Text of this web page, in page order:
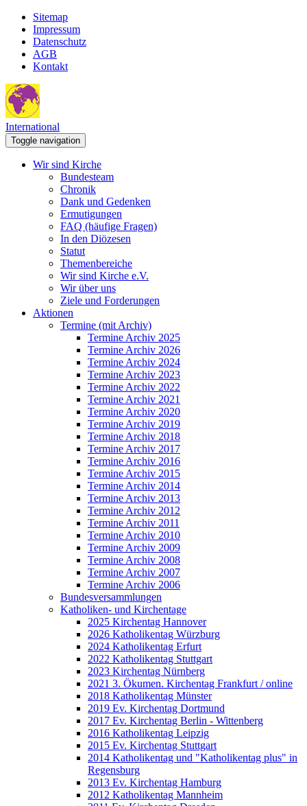
Sitemap
Impressum
Datenschutz
AGB
Kontakt
International
Toggle navigation
Wir sind Kirche
Bundesteam
Chronik
Dank und Gedenken
Ermutigungen
FAQ (häufige Fragen)
In den Diözesen
Statut
Themenbereiche
Wir sind Kirche e.V.
Wir über uns
Ziele und Forderungen
Aktionen
Termine (mit Archiv)
Termine Archiv 2025
Termine Archiv 2026
Termine Archiv 2024
Termine Archiv 2023
Termine Archiv 2022
Termine Archiv 2021
Termine Archiv 2020
Termine Archiv 2019
Termine Archiv 2018
Termine Archiv 2017
Termine Archiv 2016
Termine Archiv 2015
Termine Archiv 2014
Termine Archiv 2013
Termine Archiv 2012
Termine Archiv 2011
Termine Archiv 2010
Termine Archiv 2009
Termine Archiv 2008
Termine Archiv 2007
Termine Archiv 2006
Bundesversammlungen
Katholiken- und Kirchentage
2025 Kirchentag Hannover
2026 Katholikentag Würzburg
2024 Katholikentag Erfurt
2022 Katholikentag Stuttgart
2023 Kirchentag Nürnberg
2021 3. Ökumen. Kirchentag Frankfurt / online
2018 Katholikentag Münster
2019 Ev. Kirchentag Dortmund
2017 Ev. Kirchentag Berlin - Wittenberg
2016 Katholikentag Leipzig
2015 Ev. Kirchentag Stuttgart
2014 Katholikentag und "Katholikentag plus" in
Regensburg
2013 Ev. Kirchentag Hamburg
2012 Katholikentag Mannheim